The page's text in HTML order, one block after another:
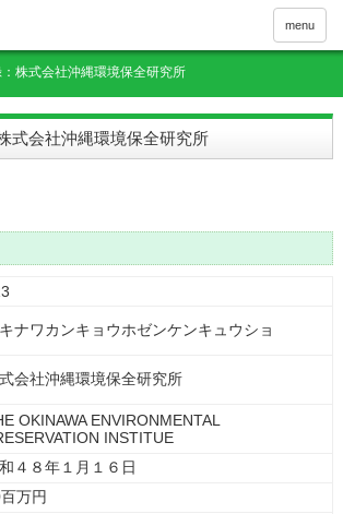
menu
株式会社沖縄環境保全研究所
式会社沖縄環境保全研究所
ナワカンキョウホゼンケンキュウショ
会社沖縄環境保全研究所
OKINAWA ENVIRONMENTAL
INSTITUE
４８年１月１６日
万円